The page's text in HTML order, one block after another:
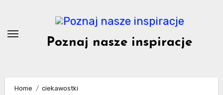
content
Poznaj nasze inspiracje
Home
ciekawostki